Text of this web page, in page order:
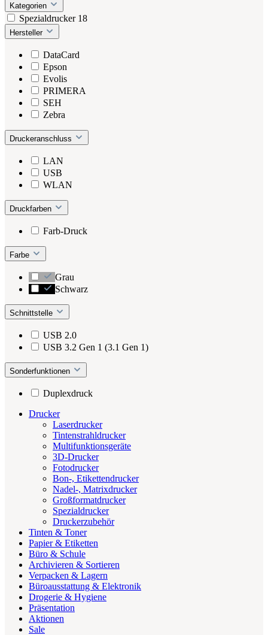
Kategorien
Spezialdrucker 18
Hersteller
DataCard
Epson
Evolis
PRIMERA
SEH
Zebra
Druckeranschluss
LAN
USB
WLAN
Druckfarben
Farb-Druck
Farbe
Grau
Schwarz
Schnittstelle
USB 2.0
USB 3.2 Gen 1 (3.1 Gen 1)
Sonderfunktionen
Duplexdruck
Drucker
Laserdrucker
Tintenstrahldrucker
Multifunktionsgeräte
3D-Drucker
Fotodrucker
Bon-, Etikettendrucker
Nadel-, Matrixdrucker
Großformatdrucker
Spezialdrucker
Druckerzubehör
Tinten & Toner
Papier & Etiketten
Büro & Schule
Archivieren & Sortieren
Verpacken & Lagern
Büroausstattung & Elektronik
Drogerie & Hygiene
Präsentation
Aktionen
Sale